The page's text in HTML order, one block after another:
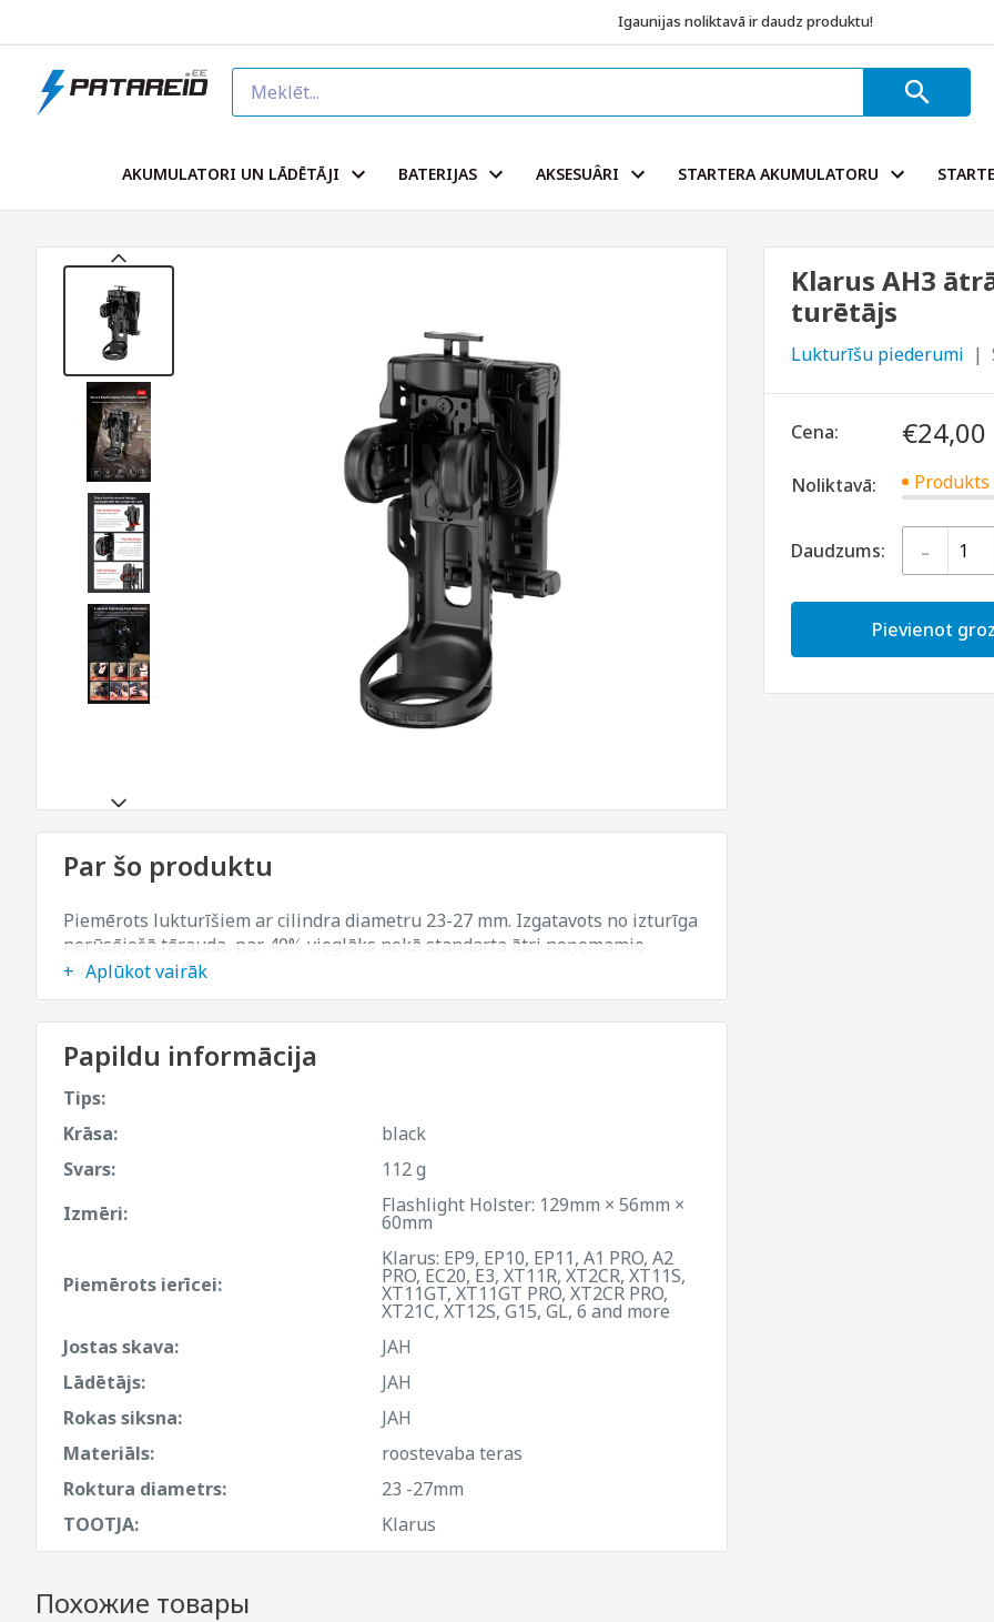
Igaunijas noliktavā ir daudz produktu!
AKUMULATORI UN LĀDĒTĀJI BATERIJAS AKSESUÂRI STARTERA AKUMULATORU
Klarus AH3
turētājs
Lukturīšu piederumi
Cena: €24,00
Noliktavā:
Daudzums: -
Pievienot
Par šo produktu
Piemērots lukturīšiem ar cilindra diametru 23-27 mm. Izgatavots no izturīga
nerūsējošā tērauda, ​​par 40% vieglāks nekā standarta ātri noņemamie
lukturīšu turētāji.
Aplūkot vairāk
Papildu informācija
Tips:
Krāsa:
black
Svars:
112 g
Izmēri:
Flashlight Holster: 129mm × 56mm ×
60mm
Piemērots ierīcei:
Klarus: EP9, EP10, EP11, A1 PRO, A2
PRO, EC20, E3, XT11R, XT2CR, XT11S,
XT11GT, XT11GT PRO, XT2CR PRO,
XT21C, XT12S, G15, GL, 6 and more
Jostas skava:
JAH
Lādētājs:
JAH
Rokas siksna:
JAH
Materiāls:
roostevaba teras
Roktura diametrs:
23 -27mm
TOOTJA:
Klarus
Похожие товары